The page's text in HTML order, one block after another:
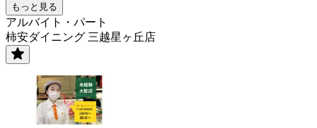
もっと見る
アルバイト・パート
柿安ダイニング 三越星ヶ丘店